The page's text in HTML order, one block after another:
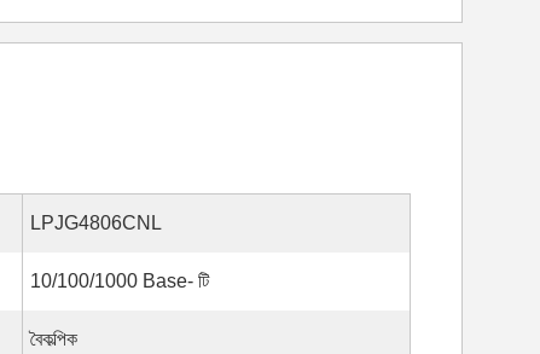
LPJG4806CNL
10/100/1000 Base- টি
বৈকল্পিক